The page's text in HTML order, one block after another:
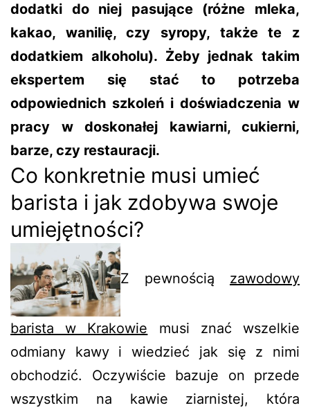
dodatki do niej pasujące (różne mleka,
kakao, wanilię, czy syropy, także te z
dodatkiem alkoholu). Żeby jednak takim
ekspertem się stać to potrzeba
odpowiednich szkoleń i doświadczenia w
pracy w doskonałej kawiarni, cukierni,
barze, czy restauracji.
Co konkretnie musi umieć
barista i jak zdobywa swoje
umiejętności?
Z pewnością zawodowy
barista w Krakowie musi znać wszelkie
odmiany kawy i wiedzieć jak się z nimi
obchodzić. Oczywiście bazuje on przede
wszystkim na kawie ziarnistej, która